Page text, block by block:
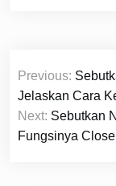
Navigasi
pos
Previous:
Jelaskan Cara
Next: Sebutkan
Fungsinya